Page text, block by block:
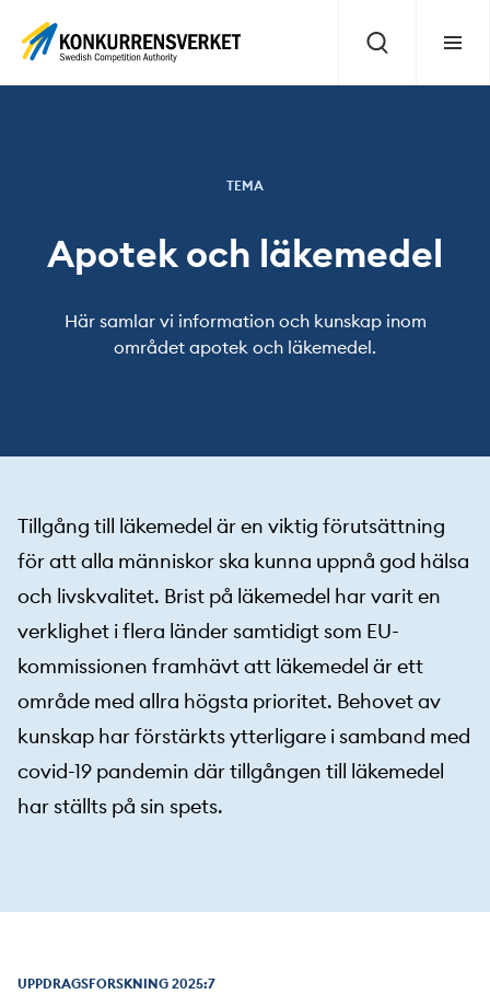
Sök Meny
TEMA
Apotek och läkemedel
Här samlar vi information och kunskap inom
området apotek och läkemedel.
Tillgång till läkemedel är en viktig förutsättning
för att alla människor ska kunna uppnå god hälsa
och livskvalitet. Brist på läkemedel har varit en
verklighet i flera länder samtidigt som EU-
kommissionen framhävt att läkemedel är ett
område med allra högsta prioritet. Behovet av
kunskap har förstärkts ytterligare i samband med
covid-19 pandemin där tillgången till läkemedel
har ställts på sin spets.
UPPDRAGSFORSKNING 2025:7